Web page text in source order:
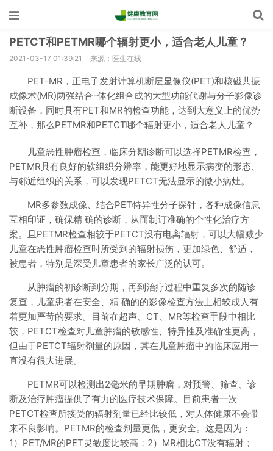
PETCT和PETMR哪个辐射更小，适合老人儿童？
2021-03-17 01:39:21 来源：医生在线
PET-MR，正电子发射计算机断层显像仪(PET)和核磁共振
成像术(MR)两强结合-体化组合成的大型功能代谢与分子影像诊
断设备，同时具有PET和MR的检查功能，达到大意义上的优势
互补，那么PETMR和PETCT哪个辐射更小，适合老人儿童？
儿童恶性肿瘤检查，临床分期诊断可以选择PETMR检查，
PETMR具有良好的软组织分辨率，能更好地显示病变的形态、
与邻近组织的关系，可以发现PETCT无法显示的微小病灶。
MR多参数成像、结合PET特异性分子探针，各种成像信息
互相印证，确保精 确的诊断，从而制订准确的个性化治疗方
案。且PETMR检查相较于PETCT没有电离辐射，可以大幅减少
儿童在恶性肿瘤检查时所受到的辐射损伤，更加绿色、舒适，
被患者，特别是深受儿童患者的家长广泛的认可。
从肿瘤的初诊断到分期，再到治疗过程中重复多次的随诊
复查，儿童患者在安全、精 确的的影像检查方法上相较成人有
着更加严苛的要求。目前在超声、CT、MR等检查手段中相比
较，PETCT检查对儿童肿瘤的敏感性、特异性及准确性更高，
但由于PETCT辐射剂量的原因，其在儿童肿瘤中的临床应用一
直没有很大进展。
PETMR可以检测出2毫米的早期肿瘤，对预警、筛查、诊
断及治疗肿瘤提供了有力的医疗技术保障。目前患者一次
PETCT检查所接受的辐射剂量已经比较低，对人体健康不会带
来不良影响。PETMR的检查剂量更低，更安全。这是因为：
1）PET/MR的PET灵敏度比较高；2）MR相比CT没有辐射；